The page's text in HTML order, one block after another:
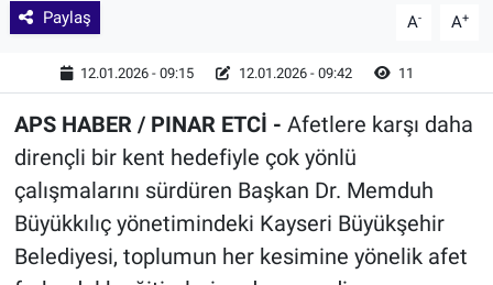
Paylaş A- A+
12.01.2026 - 09:15 12.01.2026 - 09:42 11
APS HABER / PINAR ETCİ - Afetlere karşı daha
dirençli bir kent hedefiyle çok yönlü
çalışmalarını sürdüren Başkan Dr. Memduh
Büyükkılıç yönetimindeki Kayseri Büyükşehir
Belediyesi, toplumun her kesimine yönelik afet